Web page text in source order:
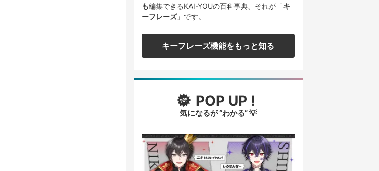
も編集できるKAI-YOUの百科事典、それが「キ
ーフレーズ」です。
キーフレーズ機能をもっと知る
POP UP !
気になるが “わかる” 💡